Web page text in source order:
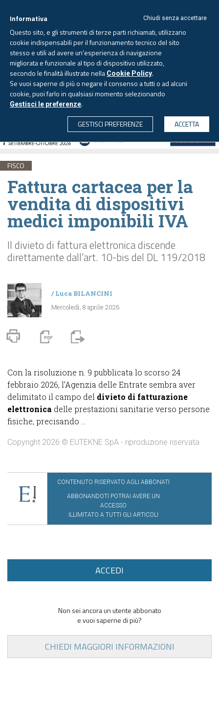
CERCA
Giovedì, 6 agosto 2026 - Aggiornato alle 6.00
FISCO
Fattura cartacea per la
vendita di dispositivi
medici imponibili IVA
Il divieto di fattura elettronica discende
direttamente dall’art. 10-bis del DL 119/2018
/Luca BILANCINI
Mercoledì, 8 aprile 2026
Con la risoluzione n. 9 pubblicata lo scorso 24
febbraio 2026, l’Agenzia delle Entrate sembra aver
delimitato il campo del divieto di fatturazione
elettronica delle prestazioni sanitarie verso persone
fisiche, precisando ...
Copyright 2026 © EUTEKNE SpA - riproduzione riservata
CONTENUTO RISERVATO AGLI ABBONATI
ABBONANDOTI POTRAI AVERE UN
ACCESSO
ILLIMITATO A TUTTI GLI ARTICOLI
ACCEDI
Non sei ancora un utente abbonato
e vuoi saperne di più?
CHIEDI MAGGIORI INFORMAZIONI
Chiudi senza accettare
Informativa
Questo sito, e gli strumenti di terze parti richiamati, utilizzano
cookie indispensabili per il funzionamento tecnico del sito
stesso e utili ad avere un'esperienza di navigazione
migliorata e funzionale al tipo di dispositivo utilizzato,
secondo le finalità illustrate nella Cookie Policy.
Se vuoi saperne di più o negare il consenso a tutti o ad alcuni
cookie, puoi farlo in qualsiasi momento selezionando
Gestisci le preferenze.
GESTISCI PREFERENZE
ACCETTA